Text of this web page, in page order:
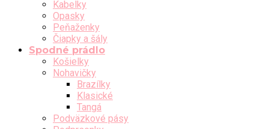
Kabelky
Opasky
Peňaženky
Čiapky a šály
Spodné prádlo
Košielky
Nohavičky
Brazílky
Klasické
Tangá
Podväzkové pásy